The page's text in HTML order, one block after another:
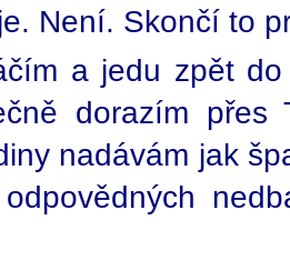
Není. Skončí to
a jedu zpět
dorazím přes
nadávám jak